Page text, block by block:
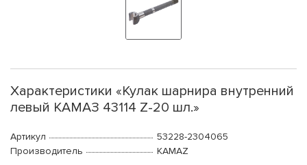
Характеристики «Кулак шарнира внутренний
левый КАМАЗ 43114 Z-20 шл.»
Артикул
53228-2304065
Производитель
KAMAZ